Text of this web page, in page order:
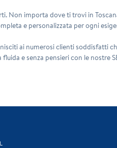
Non importa dove ti trovi in
e personalizzata per ogni
ai numerosi clienti soddisfatti
e senza pensieri con le nostre